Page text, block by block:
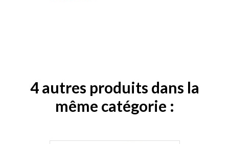
4 autres produits dans la
même catégorie :